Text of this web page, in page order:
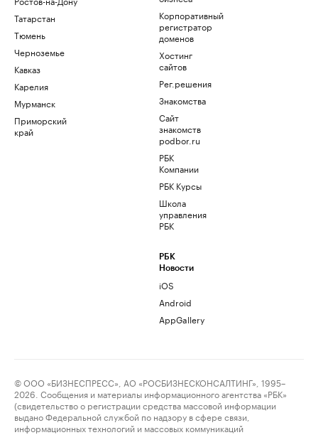
Татарстан
Тюмень
Черноземье
Кавказ
Карелия
Мурманск
Приморский
край
Корпоративный
регистратор
доменов
Хостинг
сайтов
Рег.решения
Знакомства
Сайт
знакомств
podbor.ru
РБК
Компании
РБК Курсы
Школа
управления
РБК
РБК
Новости
iOS
Android
AppGallery
© ООО «БИЗНЕСПРЕСС», АО «РОСБИЗНЕСКОНСАЛТИНГ», 1995–
2026. Сообщения и материалы информационного агентства «РБК»
(свидетельство о регистрации средства массовой информации
выдано Федеральной службой по надзору в сфере связи,
информационных технологий и массовых коммуникаций